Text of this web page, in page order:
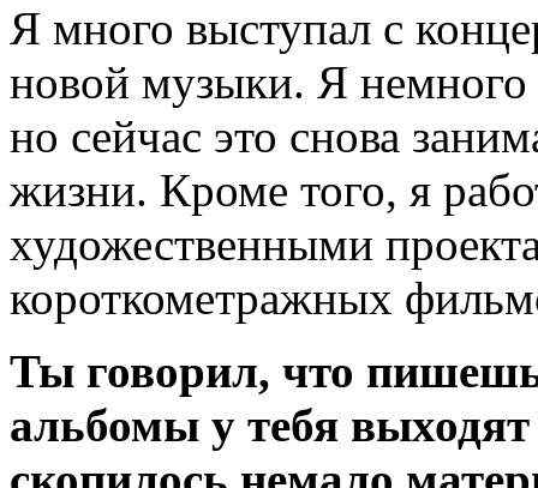
Я много выступал с
новой музыки. Я
но сейчас это снова
жизни. Кроме того, я
художественными
короткометражных
Ты говорил, что
альбомы у тебя